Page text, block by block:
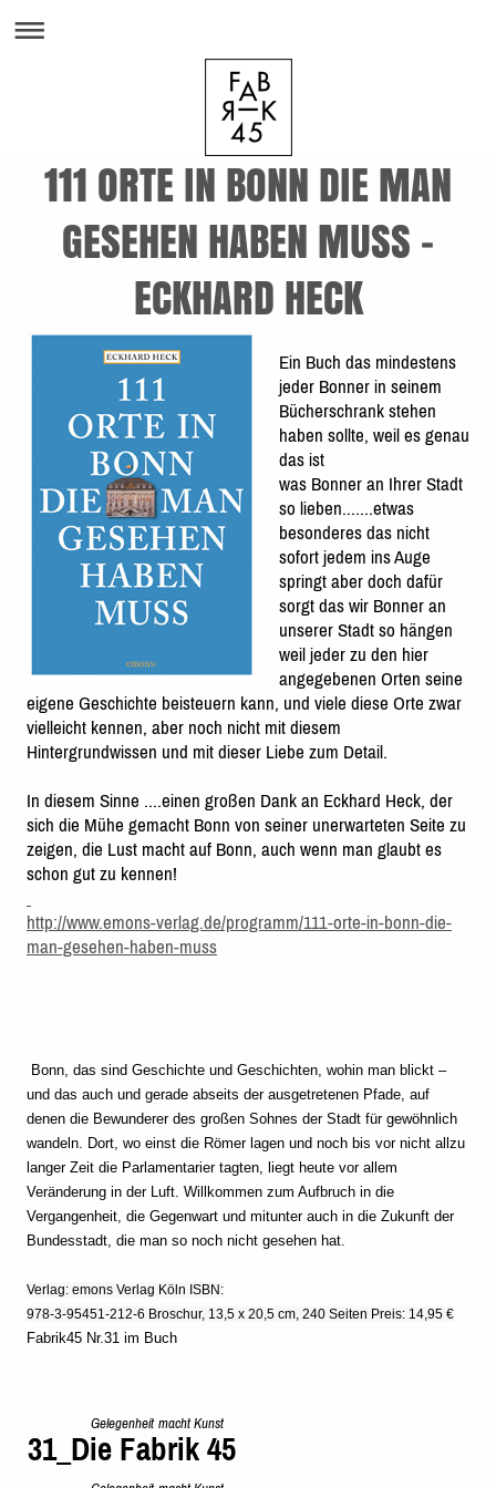
111 ORTE IN BONN DIE MAN
GESEHEN HABEN MUSS -
ECKHARD HECK
Ein Buch das mindestens
jeder Bonner in seinem
Bücherschrank stehen
haben sollte, weil es genau
das ist
was Bonner an Ihrer Stadt
so lieben.......etwas
besonderes das nicht
sofort jedem ins Auge
springt aber doch dafür
sorgt das wir Bonner an
unserer Stadt so hängen
weil jeder zu den hier
angegebenen Orten seine
eigene Geschichte beisteuern kann, und viele diese Orte zwar
vielleicht kennen, aber noch nicht mit diesem
Hintergrundwissen und mit dieser Liebe zum Detail.
In diesem Sinne ....einen großen Dank an Eckhard Heck, der
sich die Mühe gemacht Bonn von seiner unerwarteten Seite zu
zeigen, die Lust macht auf Bonn, auch wenn man glaubt es
schon gut zu kennen!
http://www.emons-verlag.de/programm/111-orte-in-bonn-die-
man-gesehen-haben-muss
Bonn, das sind Geschichte und Geschichten, wohin man blickt –
und das auch und gerade abseits der ausgetretenen Pfade, auf
denen die Bewunderer des großen Sohnes der Stadt für gewöhnlich
wandeln. Dort, wo einst die Römer lagen und noch bis vor nicht allzu
langer Zeit die Parlamentarier tagten, liegt heute vor allem
Veränderung in der Luft. Willkommen zum Aufbruch in die
Vergangenheit, die Gegenwart und mitunter auch in die Zukunft der
Bundesstadt, die man so noch nicht gesehen hat.
Verlag: emons Verlag Köln ISBN:
978-3-95451-212-6 Broschur, 13,5 x 20,5 cm, 240 Seiten Preis: 14,95 €
Fabrik45 Nr.31 im Buch
Gelegenheit macht Kunst
31_ Die Fabrik 45